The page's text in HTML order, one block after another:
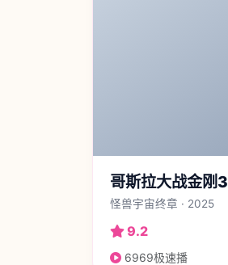
哥斯拉大战金刚3
怪兽宇宙终章 · 2025
9.2
6969极速播